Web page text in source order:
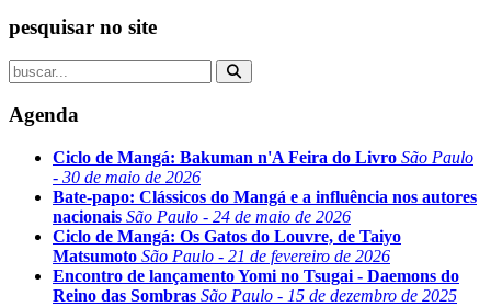
pesquisar no site
Agenda
Ciclo de Mangá: Bakuman n'A Feira do Livro São Paulo
- 30 de maio de 2026
Bate-papo: Clássicos do Mangá e a influência nos autores
nacionais São Paulo - 24 de maio de 2026
Ciclo de Mangá: Os Gatos do Louvre, de Taiyo
Matsumoto São Paulo - 21 de fevereiro de 2026
Encontro de lançamento Yomi no Tsugai - Daemons do
Reino das Sombras São Paulo - 15 de dezembro de 2025